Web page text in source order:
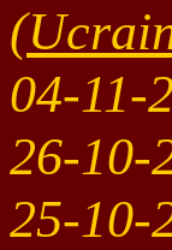
04-11-
26-10-
25-10-